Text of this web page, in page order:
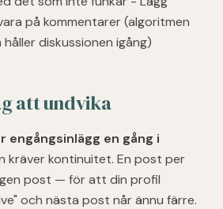
på kommentarer (algoritmen
diskussionen igång)
att undvika
engångsinlägg en gång i
kräver kontinuitet. En post per
post — för att din profil
och nästa post når ännu färre.